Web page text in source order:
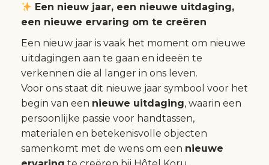
Een nieuw jaar, een nieuwe uitdaging,
een nieuwe ervaring om te creëren
Een nieuw jaar is vaak het moment om nieuwe
uitdagingen aan te gaan en ideeën te
verkennen die al langer in ons leven.
Voor ons staat dit nieuwe jaar symbool voor het
begin van een nieuwe uitdaging, waarin een
persoonlijke passie voor handtassen,
materialen en betekenisvolle objecten
samenkomt met de wens om een nieuwe